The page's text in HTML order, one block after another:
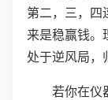
第二，三，四
来是稳赢钱。
处于逆风局，
若你在仪